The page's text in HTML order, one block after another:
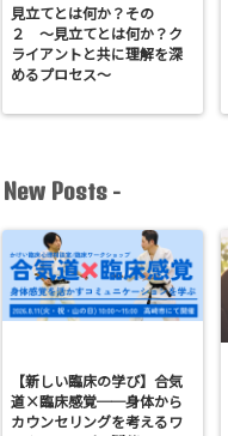
見立てとは何か？その
２ 〜見立てとは何か？ク
ライアントと共に理解を深
めるプロセス〜
New Posts -
【新しい臨床の学び】合気
道×臨床感覚──身体から
カウンセリングを考えるワ